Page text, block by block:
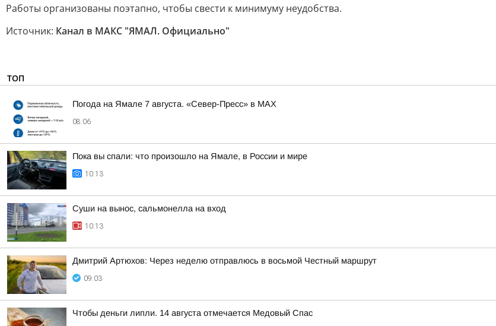
Работы организованы поэтапно, чтобы свести к минимуму неудобства.
Источник: Канал в МАКС "ЯМАЛ. Официально"
ТОП
Погода на Ямале 7 августа. «Север-Пресс» в MAX
08:06
Пока вы спали: что произошло на Ямале, в России и мире
10:13
Суши на вынос, сальмонелла на вход
10:13
Дмитрий Артюхов: Через неделю отправлюсь в восьмой Честный маршрут
09:03
Чтобы деньги липли. 14 августа отмечается Медовый Спас